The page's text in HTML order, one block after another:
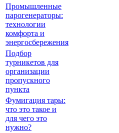
Промышленные
парогенераторы:
технологии
комфорта и
энергосбережения
Подбор
турникетов для
организации
пропускного
пункта
Фумигация тары:
что это такое и
для чего это
нужно?